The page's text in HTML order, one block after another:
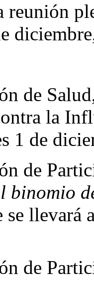
reunión
de
la
1 de
de
binomio
se llevará
de